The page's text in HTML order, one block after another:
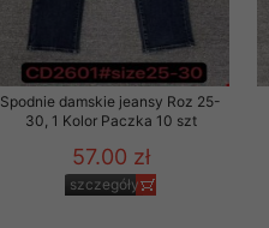
Spodnie damskie jeansy Roz 25-
30, 1 Kolor Paczka 10 szt
57.00 zł
szczegóły